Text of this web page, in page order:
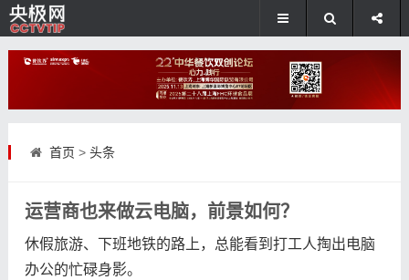
首页 > 头条
运营商也来做云电脑，前景如何？
休假旅游、下班地铁的路上，总能看到打工人掏出电脑
办公的忙碌身影。